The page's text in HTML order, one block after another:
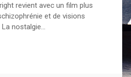
revient avec un film plus
et de visions
nostalgie…